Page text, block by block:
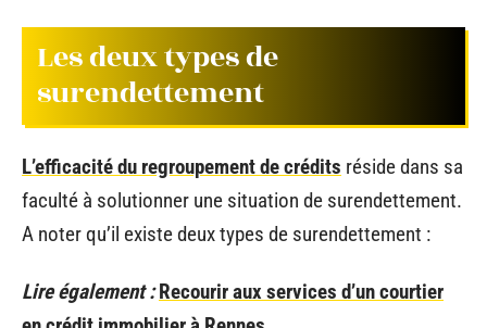
Les deux types de
surendettement
L’efficacité du regroupement de crédits réside dans sa
faculté à solutionner une situation de surendettement.
A noter qu’il existe deux types de surendettement :
Lire également : Recourir aux services d’un courtier